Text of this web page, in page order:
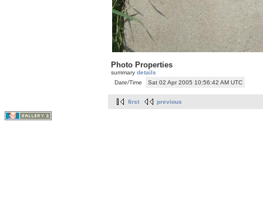
Photo Properties
summary details
Date/Time
Sat 02 Apr 2005 10:56:42 AM UTC
first previous